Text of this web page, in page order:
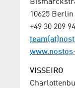
10625 Berlin
+49 30 209
VISSEIRO